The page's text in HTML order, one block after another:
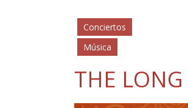
Conciertos
Música
THE LONG